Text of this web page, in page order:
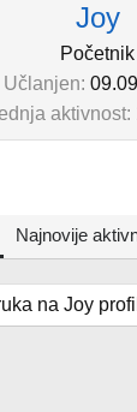
Joy
Početnik
Učlanjen
aktivnost
Najnovije
na Joy